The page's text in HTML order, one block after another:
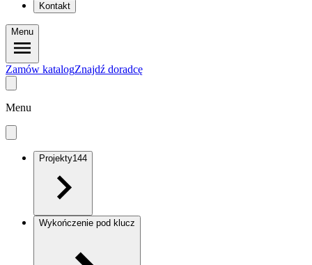
Kontakt
Menu
Zamów katalogZnajdź doradcę
Menu
Projekty144
Wykończenie pod klucz